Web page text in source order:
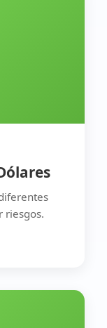
riesgos.